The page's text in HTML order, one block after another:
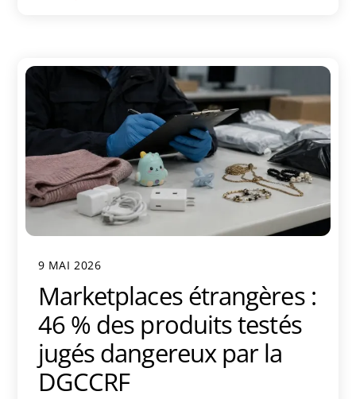
9 MAI 2026
Marketplaces étrangères :
46 % des produits testés
jugés dangereux par la
DGCCRF